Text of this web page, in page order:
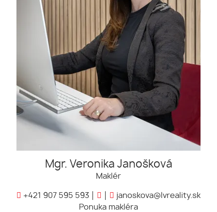
Mgr. Veronika Janošková
Maklér
+421 907 595 593
janoskova@lvreality.sk
Ponuka makléra